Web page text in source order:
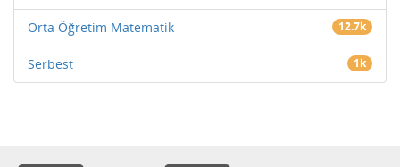
Orta Öğretim Matematik 12.7k
Serbest 1k